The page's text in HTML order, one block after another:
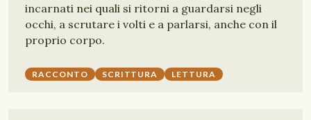
incarnati nei quali si ritorni a guardarsi negli
occhi, a scrutare i volti e a parlarsi, anche con il
proprio corpo.
RACCONTO SCRITTURA LETTURA